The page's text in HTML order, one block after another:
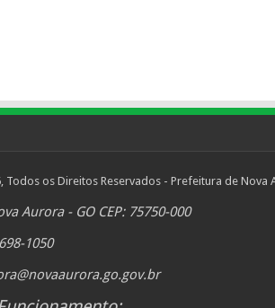
Todos os Direitos Reservados - Prefeitura de Nova
Aurora - GO CEP: 75750-000
1050